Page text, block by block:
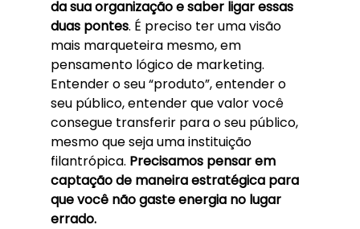
da sua organização e saber ligar essas
duas pontes. É preciso ter uma visão
mais marqueteira mesmo, em
pensamento lógico de marketing.
Entender o seu “produto”, entender o
seu público, entender que valor você
consegue transferir para o seu público,
mesmo que seja uma instituição
filantrópica. Precisamos pensar em
captação de maneira estratégica para
que você não gaste energia no lugar
errado.